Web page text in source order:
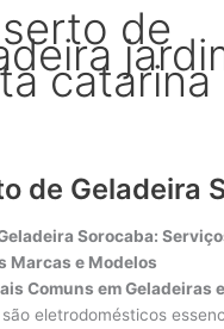
de
catarina
de Geladeira
Sorocaba:
Marcas e Modelos
Comuns em Geladeiras
eletrodomésticos